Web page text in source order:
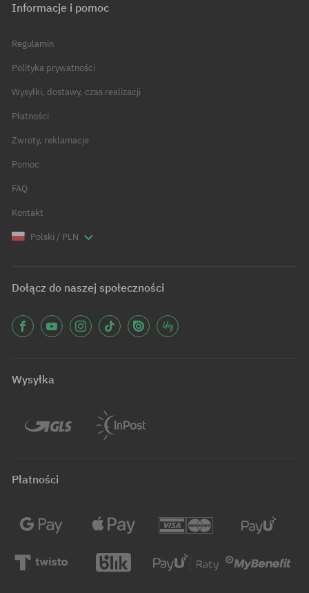
Informacje i pomoc
Regulamin
Polityka prywatności
Wysyłki, dostawy, czas realizacji
Płatności
Zwroty, reklamacje
Pomoc
FAQ
Kontakt
Polski / PLN
Dołącz do naszej społeczności
Wysyłka
Płatności